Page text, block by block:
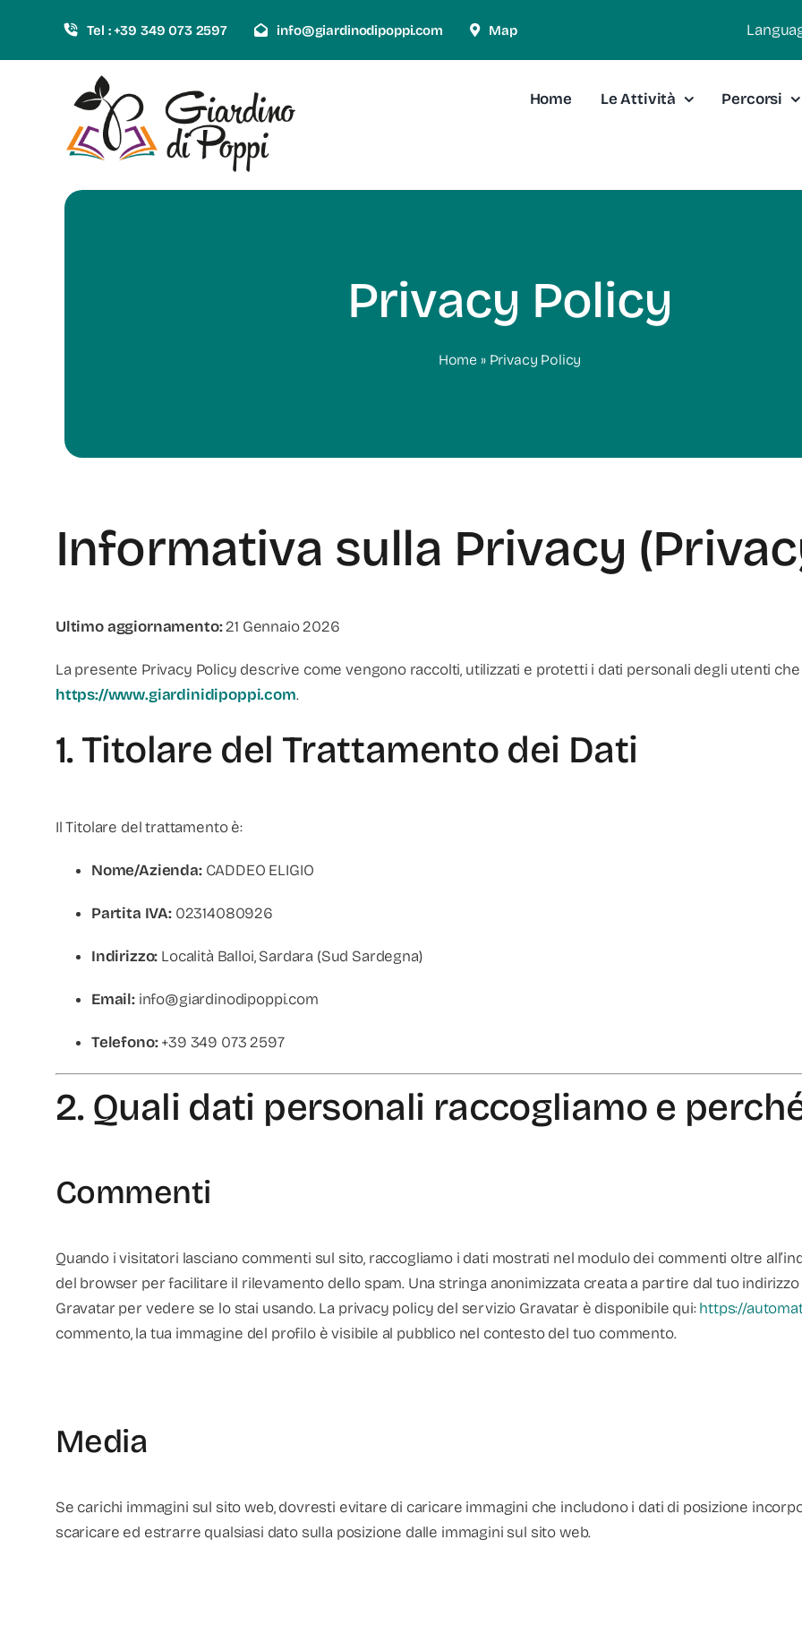
content
Tel : +39 349 073 2597 info@giardinodipoppi.com Map
Home Le Attività Percorsi
Privacy Policy
Home » Privacy Policy
Informativa sulla Privacy
Ultimo aggiornamento:21 Gennaio 2026
La presente Privacy Policy descrive come vengono raccolti, utilizzati e protetti i dati personali degli utenti
https://www.giardinidipoppi.com.
1. Titolare del Trattamento dei Dati
Il Titolare del trattamento è:
Nome/Azienda:CADDEO ELIGIO
Partita IVA:02314080926
Indirizzo: Località Balloi, Sardara (Sud Sardegna)
Email:info@giardinodipoppi.com
Telefono:+39 349 073 2597
2. Quali dati personali raccogliamo e p
Commenti
Quando i visitatori lasciano commenti sul sito, raccogliamo i dati mostrati nel modulo dei commenti oltre
del browser per facilitare il rilevamento dello spam. Una stringa anonimizzata creata a partire dal tuo
Gravatar per vedere se lo stai usando. La privacy policy del servizio Gravatar è disponibile qui:https://
commento, la tua immagine del profilo è visibile al pubblico nel contesto del tuo commento.
Media
Se carichi immagini sul sito web, dovresti evitare di caricare immagini che includono i dati di posizione
scaricare ed estrarre qualsiasi dato sulla posizione dalle immagini sul sito web.